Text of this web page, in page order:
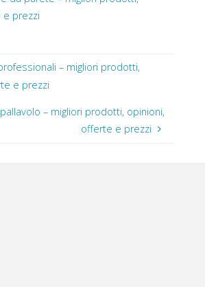
e prezzi
– migliori prodotti,
e prezzi
– migliori prodotti, opinioni,
offerte e prezzi